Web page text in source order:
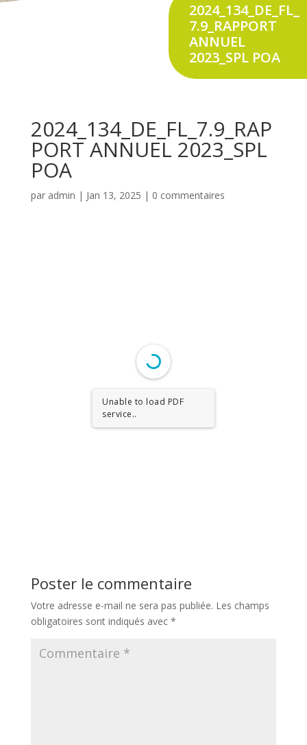
2024_134_DE_FL_
7.9_RAPPORT
ANNUEL
2023_SPL POA
2024_134_DE_FL_7.9_RAP
PORT ANNUEL 2023_SPL
POA
par admin | Jan 13, 2025 | 0 commentaires
Unable to load PDF
service..
Poster le commentaire
Votre adresse e-mail ne sera pas publiée. Les champs
obligatoires sont indiqués avec *